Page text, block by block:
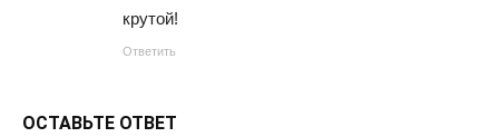
крутой!
Ответить
ОСТАВЬТЕ ОТВЕТ